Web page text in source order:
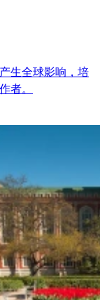
生全球影响，培
者。